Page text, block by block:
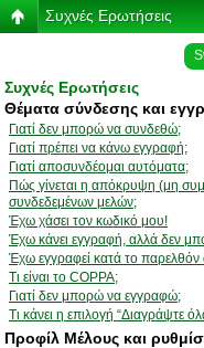
Συχνές Ερωτήσεις
Συχνές Ερωτήσεις
Θέματα σύνδεσης και
Γιατί δεν μπορώ να συνδεθώ;
Γιατί πρέπει να κάνω εγγραφή;
Γιατί αποσυνδέομαι αυτόματα;
Πώς γίνεται η απόκρυψη (μη
συνδεδεμένων μελών;
Έχω χάσει τον κωδικό μου!
Έχω κάνει εγγραφή, αλλά δεν
Έχω εγγραφεί κατά το
Τι είναι το COPPA;
Γιατί δεν μπορώ να εγγραφώ;
Τι κάνει η επιλογή “Διαγράψτε
Προφίλ Μέλους και